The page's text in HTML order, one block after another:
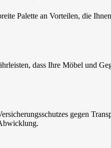
Palette an Vorteilen, die
dass Ihre Möbel und
gegen